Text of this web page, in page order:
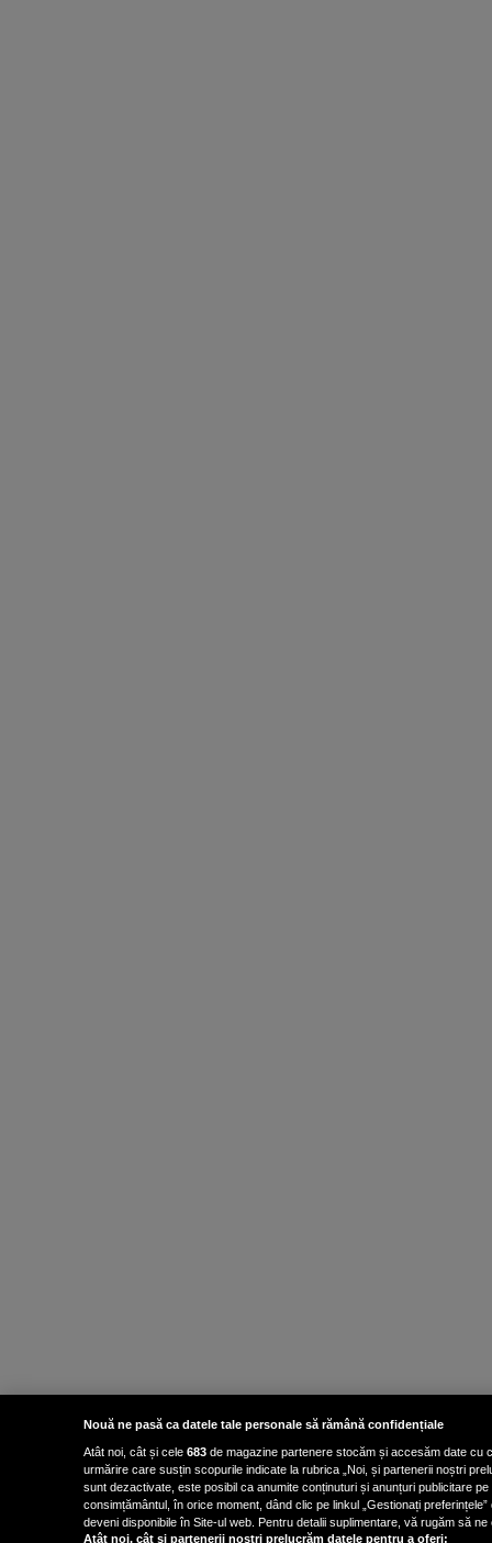
Nouă ne pasă ca datele tale personale să rămână confidențiale
Atât noi, cât și cele 683 de magazine partenere stocăm și accesăm date cu
urmărire care susțin scopurile indicate la rubrica „Noi, și partenerii noștri
sunt dezactivate, este posibil ca anumite conținuturi și anunțuri publicitare
consimțământul, în orice moment, dând clic pe linkul „Gestionați
deveni disponibile în Site-ul web. Pentru detalii suplimentare, vă rugăm să
Atât noi, cât și partenerii noștri prelucrăm datele pentru a oferi: